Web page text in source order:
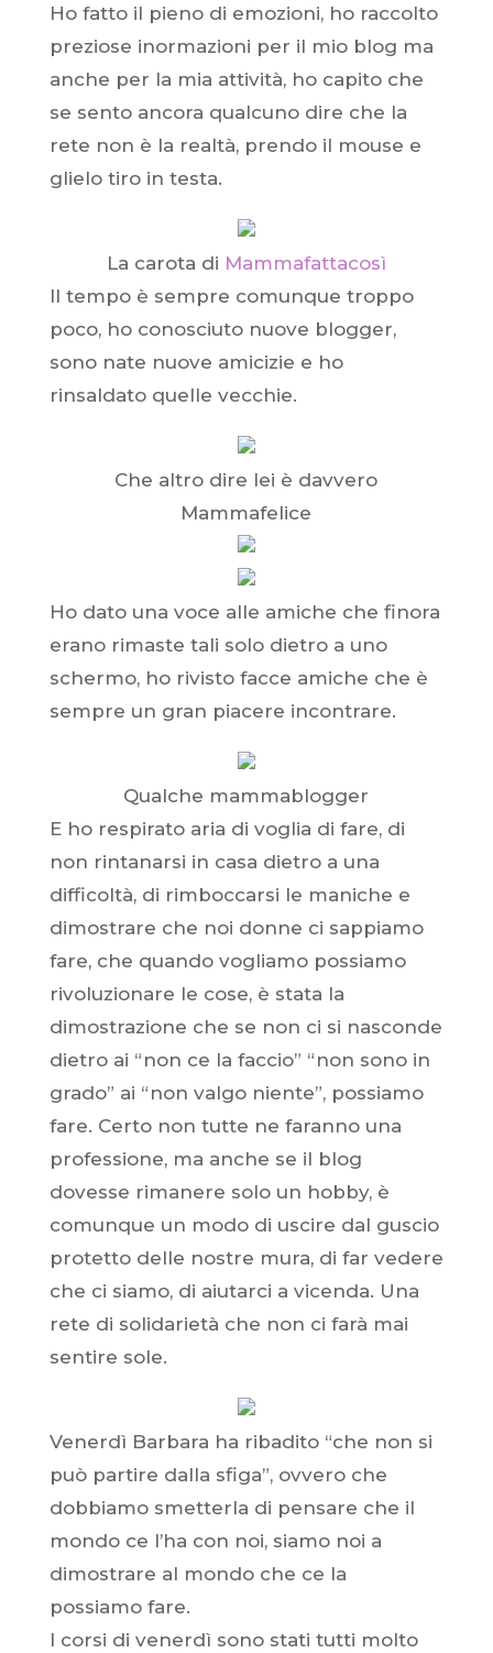
Ho fatto il pieno di emozioni, ho raccolto
preziose inormazioni per il mio blog ma
anche per la mia attività, ho capito che
se sento ancora qualcuno dire che la
rete non è la realtà, prendo il mouse e
glielo tiro in testa.
La carota di Mammafattacosì
Il tempo è sempre comunque troppo
poco, ho conosciuto nuove blogger,
sono nate nuove amicizie e ho
rinsaldato quelle vecchie.
Che altro dire lei è davvero
Mammafelice
Ho dato una voce alle amiche che finora
erano rimaste tali solo dietro a uno
schermo, ho rivisto facce amiche che è
sempre un gran piacere incontrare.
Qualche mammablogger
E ho respirato aria di voglia di fare, di
non rintanarsi in casa dietro a una
difficoltà, di rimboccarsi le maniche e
dimostrare che noi donne ci sappiamo
fare, che quando vogliamo possiamo
rivoluzionare le cose, è stata la
dimostrazione che se non ci si nasconde
dietro ai “non ce la faccio” “non sono in
grado” ai “non valgo niente”, possiamo
fare. Certo non tutte ne faranno una
professione, ma anche se il blog
dovesse rimanere solo un hobby, è
comunque un modo di uscire dal guscio
protetto delle nostre mura, di far vedere
che ci siamo, di aiutarci a vicenda. Una
rete di solidarietà che non ci farà mai
sentire sole.
Venerdì Barbara ha ribadito “che non si
può partire dalla sfiga”, ovvero che
dobbiamo smetterla di pensare che il
mondo ce l’ha con noi, siamo noi a
dimostrare al mondo che ce la
possiamo fare.
I corsi di venerdì sono stati tutti molto